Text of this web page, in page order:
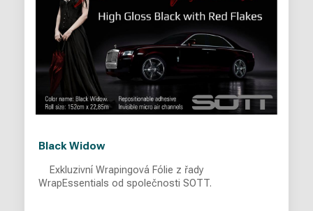
Black Widow
WrapEssentials od společnosti SOTT.